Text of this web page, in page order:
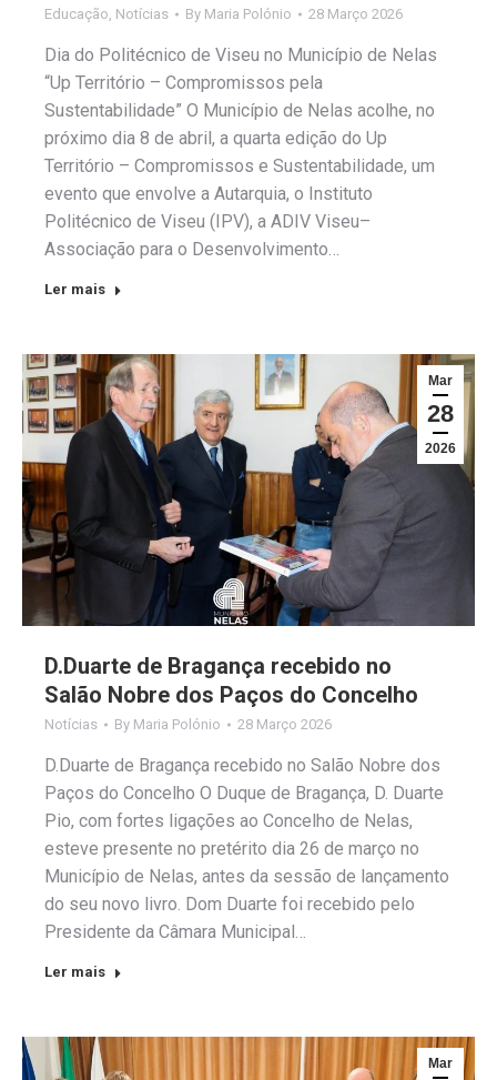
Educação, Notícias By Maria Polónio 28 Março 2026
Dia do Politécnico de Viseu no Município de Nelas
“Up Território – Compromissos pela
Sustentabilidade” O Município de Nelas acolhe, no
próximo dia 8 de abril, a quarta edição do Up
Território – Compromissos e Sustentabilidade, um
evento que envolve a Autarquia, o Instituto
Politécnico de Viseu (IPV), a ADIV Viseu–
Associação para o Desenvolvimento…
Ler mais
Mar
28
2026
D.Duarte de Bragança recebido no
Salão Nobre dos Paços do Concelho
Notícias By Maria Polónio 28 Março 2026
D.Duarte de Bragança recebido no Salão Nobre dos
Paços do Concelho O Duque de Bragança, D. Duarte
Pio, com fortes ligações ao Concelho de Nelas,
esteve presente no pretérito dia 26 de março no
Município de Nelas, antes da sessão de lançamento
do seu novo livro. Dom Duarte foi recebido pelo
Presidente da Câmara Municipal…
Ler mais
Mar